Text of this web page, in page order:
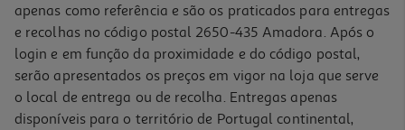
apenas como referência e são os praticados para entregas
e recolhas no código postal 2650-435 Amadora. Após o
login e em função da proximidade e do código postal,
serão apresentados os preços em vigor na loja que serve
o local de entrega ou de recolha. Entregas apenas
disponíveis para o território de Portugal continental,